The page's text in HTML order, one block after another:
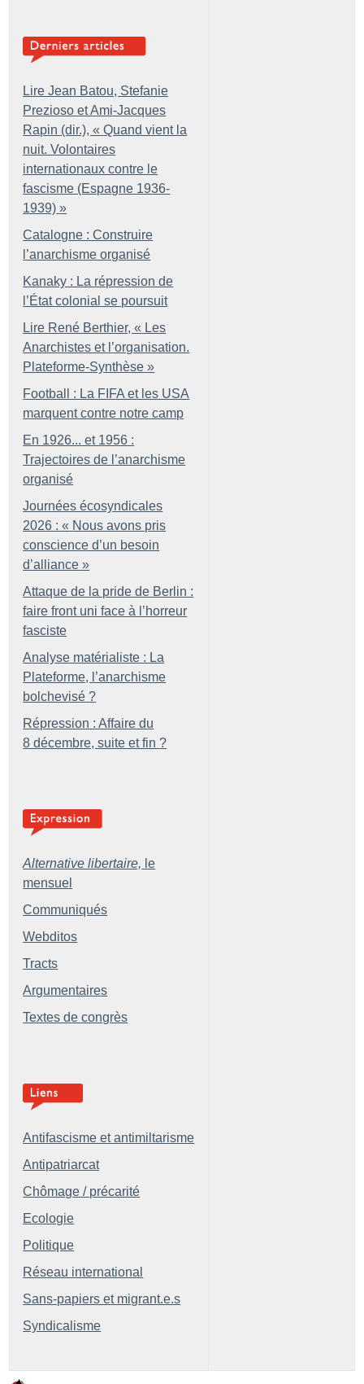
Lire Jean Batou, Stefanie
Prezioso et Ami-Jacques
Rapin (dir.), « Quand vient la
nuit. Volontaires
internationaux contre le
fascisme (Espagne 1936-
1939) »
Catalogne : Construire
l’anarchisme organisé
Kanaky : La répression de
l’État colonial se poursuit
Lire René Berthier, « Les
Anarchistes et l’organisation.
Plateforme-Synthèse »
Football : La FIFA et les USA
marquent contre notre camp
En 1926... et 1956 :
Trajectoires de l’anarchisme
organisé
Journées écosyndicales
2026 : « Nous avons pris
conscience d’un besoin
d’alliance »
Attaque de la pride de Berlin :
faire front uni face à l’horreur
fasciste
Analyse matérialiste : La
Plateforme, l’anarchisme
bolchevisé ?
Répression : Affaire du
8 décembre, suite et fin ?
Alternative libertaire, le
mensuel
Communiqués
Webditos
Tracts
Argumentaires
Textes de congrès
Antifascisme et antimiltarisme
Antipatriarcat
Chômage / précarité
Ecologie
Politique
Réseau international
Sans-papiers et migrant.e.s
Syndicalisme